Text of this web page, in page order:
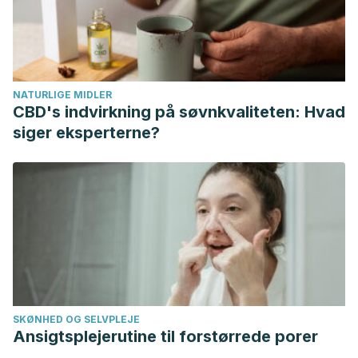
Gasser, P., Lati, E., Peno‐Mazzarino, L., Bouzoud, D.,
Allegaert, L., & Bernaert, H. (2008). Cocoa polyphenols and
their influence on parameters involved in ex vivo skin
restructuring.International journal of cosmetic
science ,30(5), 339-345. Available at:
https://doi.org/10.1111/j.1468-2494.2008.00457.x
16/04/2020.
Mayo Clinic (2019). Dermatitis. Available at:
https://www.mayoclinic.org/es-es/diseases-
conditions/dermatitis-eczema/symptoms-causes/syc-
. Accessed 16/04/2020.
Moraes, J. D. D., Bertolino, S. R. A., Cuffini, S. L., Ducart, D.
F., Bretzke, P. E., & Leonardi, G. R. (2017). Clay minerals:
properties and applications to dermocosmetic products
and perspectives of natural raw materials for therapeutic
purposes—a review.
International journal of
NATURLIGE MIDLER
CBD's indvirkning på søvnkvaliteten: Hvad
siger eksperterne?
SKØNHED OG SELVPLEJE
Ansigtsplejerutine til forstørrede porer